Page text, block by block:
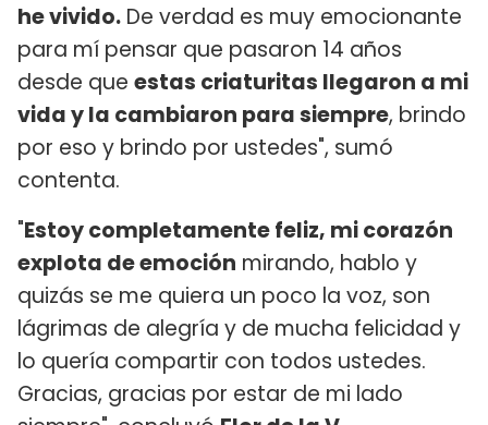
he vivido. De verdad es muy emocionante
para mí pensar que pasaron 14 años
desde que estas criaturitas llegaron a mi
vida y la cambiaron para siempre, brindo
por eso y brindo por ustedes", sumó
contenta.
"Estoy completamente feliz, mi corazón
explota de emoción mirando, hablo y
quizás se me quiera un poco la voz, son
lágrimas de alegría y de mucha felicidad y
lo quería compartir con todos ustedes.
Gracias, gracias por estar de mi lado